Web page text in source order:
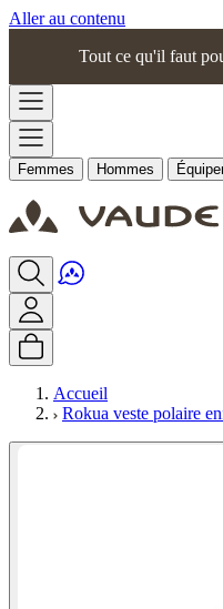
Aller au contenu
Tout ce qu'il faut
Femmes Hommes
Accueil
Rokua veste polaire